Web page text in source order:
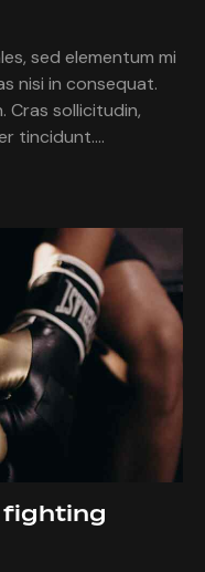
sed elementum mi
nisi in consequat.
Cras sollicitudin,
tincidunt.…
fighting